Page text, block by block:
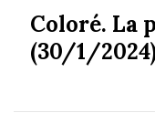
Coloré. La
(30/1/